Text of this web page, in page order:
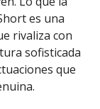
es una
rivaliza con
sofisticada
que